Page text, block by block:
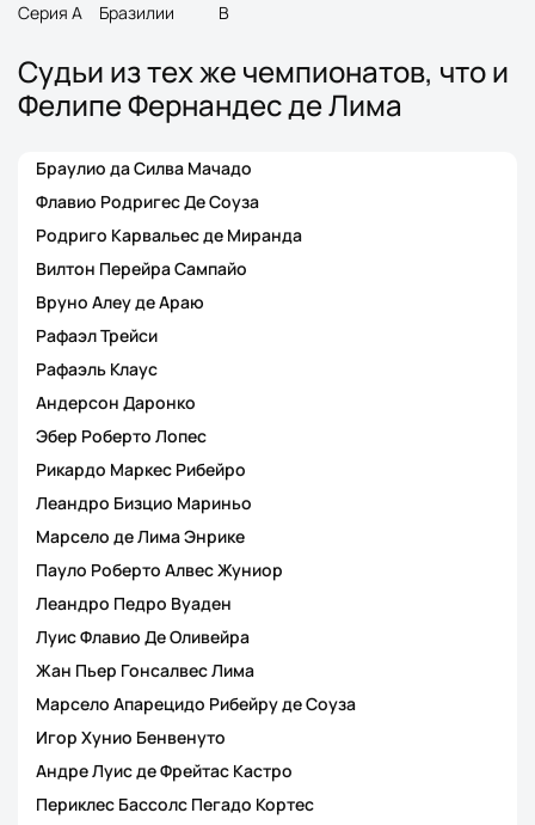
Серия А
Бразилии
B
Судьи из тех же чемпионатов, что и
Фелипе Фернандес де Лима
Браулио да Силва Мачадо
Флавио Родригес Де Соуза
Родриго Карвальес де Миранда
Вилтон Перейра Сампайо
Вруно Алеу де Араю
Рафаэл Трейси
Рафаэль Клаус
Андерсон Даронко
Эбер Роберто Лопес
Рикардо Маркес Рибейро
Леандро Бизцио Мариньо
Марсело де Лима Энрике
Пауло Роберто Алвес Жуниор
Леандро Педро Вуаден
Луис Флавио Де Оливейра
Жан Пьер Гонсалвес Лима
Марсело Апарецидо Рибейру де Соуза
Игор Хунио Бенвенуто
Андре Луис де Фрейтас Кастро
Периклес Бассолс Пегадо Кортес